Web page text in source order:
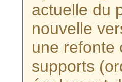
actuelle du
nouvelle
une refonte
supports